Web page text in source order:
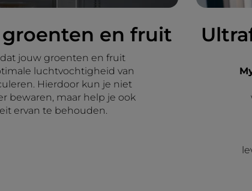
en fruit
jouw groenten en fruit
luchtvochtigheid van
Hierdoor kun je niet
bewaren, maar help je ook
ervan te behouden.